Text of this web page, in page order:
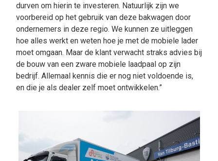
durven om hierin te investeren. Natuurlijk zijn we
voorbereid op het gebruik van deze bakwagen door
ondernemers in deze regio. We kunnen ze uitleggen
hoe alles werkt en weten hoe je met de mobiele lader
moet omgaan. Maar de klant verwacht straks advies bij
de bouw van een zware mobiele laadpaal op zijn
bedrijf. Allemaal kennis die er nog niet voldoende is,
en die je als dealer zelf moet ontwikkelen.”